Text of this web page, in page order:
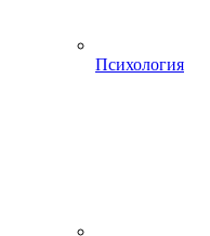
Психология